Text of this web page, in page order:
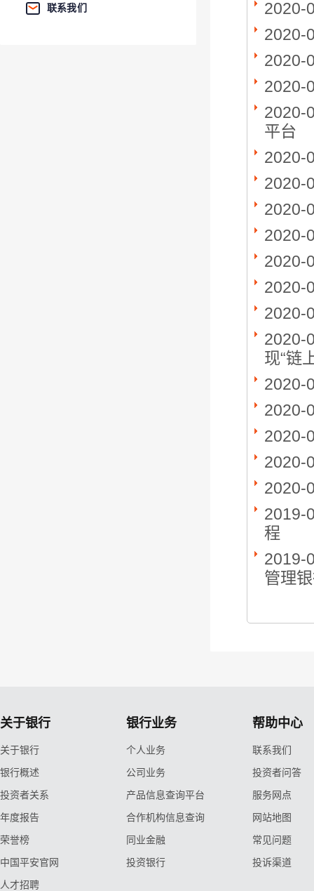
联系我们
2020-
2020-
2020-
2020-
2020-
平台
2020-
2020-
2020-
2020-
2020-
2020-
2020-
2020-
现“链
2020-
2020-
2020-
2020-
2020-
2019-
程
2019-
管理
关于银行
关于银行
银行概述
投资者关系
年度报告
荣誉榜
中国平安官网
人才招聘
银行业务
个人业务
公司业务
产品信息查询平台
合作机构信息查询
同业金融
投资银行
帮助中心
联系我们
投资者问答
服务网点
网站地图
常见问题
投诉渠道